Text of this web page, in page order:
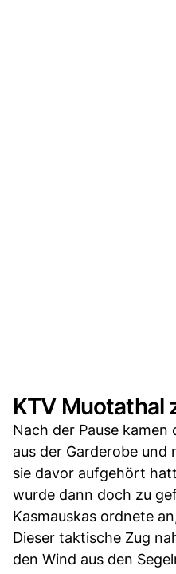
KTV Muotathal
Nach der Pause
aus der Garderobe
sie davor aufgehört
wurde dann doch zu
Kasmauskas ordnete
Dieser taktische Zug
den Wind aus den